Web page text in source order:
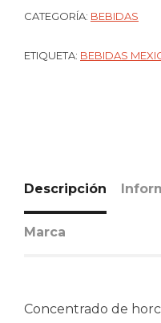
CATEGORÍA: BEBIDAS
ETIQUETA: BEBIDAS
Descripción
Marca
Concentrado de